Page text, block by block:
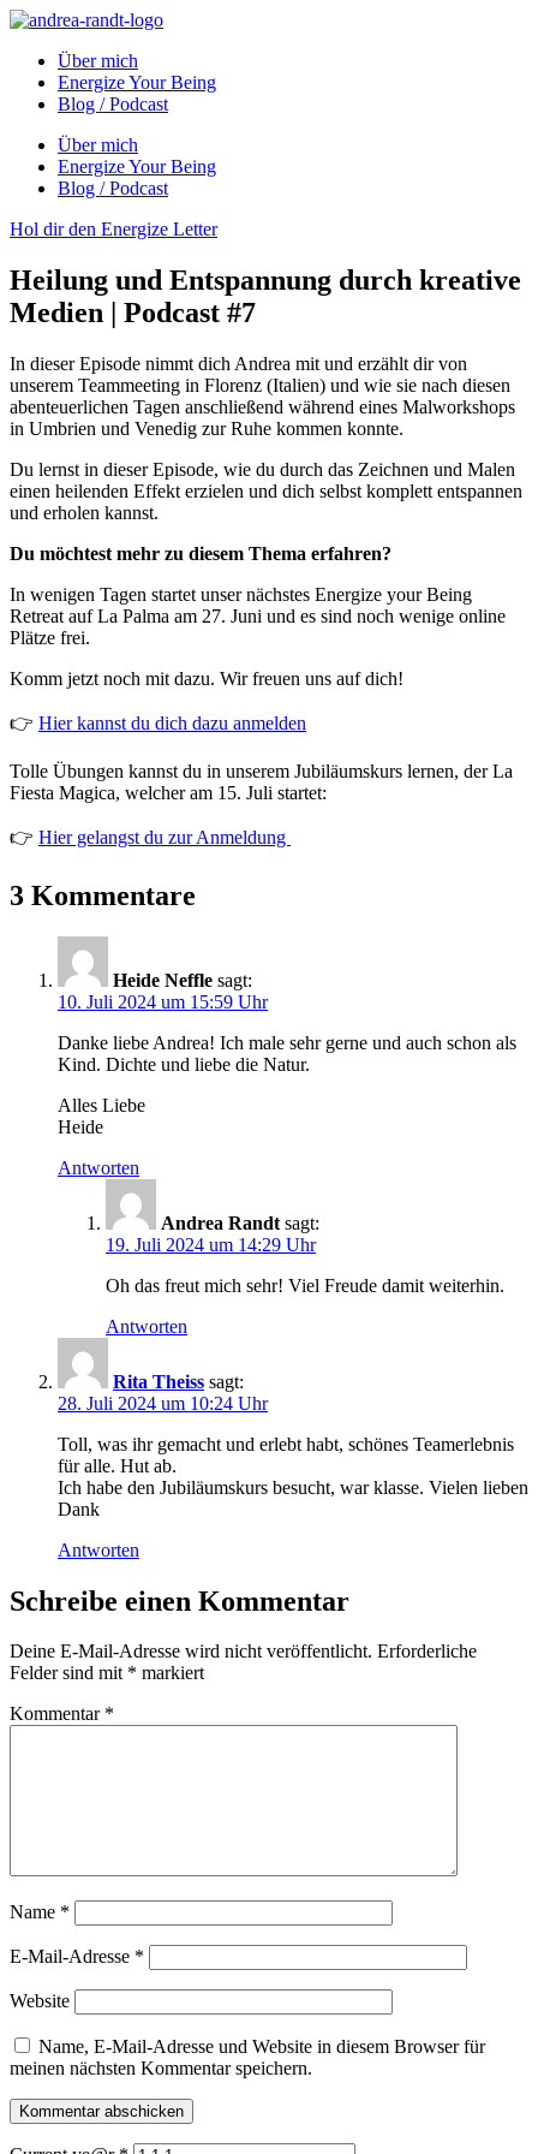
Über mich
Energize Your Being
Blog / Podcast
Über mich
Energize Your Being
Blog / Podcast
Hol dir den Energize Letter
Heilung und Entspannung durch kreative
Medien | Podcast #7
In dieser Episode nimmt dich Andrea mit und erzählt dir von
unserem Teammeeting in Florenz (Italien) und wie sie nach diesen
abenteuerlichen Tagen anschließend während eines Malworkshops
in Umbrien und Venedig zur Ruhe kommen konnte.
Du lernst in dieser Episode, wie du durch das Zeichnen und Malen
einen heilenden Effekt erzielen und dich selbst komplett entspannen
und erholen kannst.
Du möchtest mehr zu diesem Thema erfahren?
In wenigen Tagen startet unser nächstes Energize your Being
Retreat auf La Palma am 27. Juni und es sind noch wenige online
Plätze frei.
Komm jetzt noch mit dazu. Wir freuen uns auf dich!
👉 Hier kannst du dich dazu anmelden
Tolle Übungen kannst du in unserem Jubiläumskurs lernen, der La
Fiesta Magica, welcher am 15. Juli startet:
👉 Hier gelangst du zur Anmeldung
3 Kommentare
Heide Neffle sagt:
10. Juli 2024 um 15:59 Uhr
Danke liebe Andrea! Ich male sehr gerne und auch schon als
Kind. Dichte und liebe die Natur.
Alles Liebe
Heide
Antworten
Andrea Randt sagt:
19. Juli 2024 um 14:29 Uhr
Oh das freut mich sehr! Viel Freude damit weiterhin.
Antworten
Rita Theiss sagt:
28. Juli 2024 um 10:24 Uhr
Toll, was ihr gemacht und erlebt habt, schönes Teamerlebnis
für alle. Hut ab.
Ich habe den Jubiläumskurs besucht, war klasse. Vielen lieben
Dank
Antworten
Schreibe einen Kommentar
Deine E-Mail-Adresse wird nicht veröffentlicht. Erforderliche
Felder sind mit * markiert
Kommentar *
Name *
E-Mail-Adresse *
Website
Name, E-Mail-Adresse und Website in diesem Browser für
meinen nächsten Kommentar speichern.